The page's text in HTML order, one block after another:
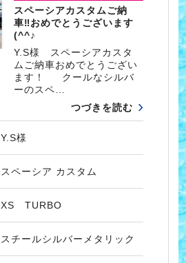
スペーシアカスタムご納
車‼おめでとうございます
(^^♪
Y.S様 スペーシアカスタ
ムご納車おめでとうござい
ます！ クールなシルバ
ーのスペ…
つづきを読む
Y.S様
スペーシア カスタム
XS TURBO
スチールシルバーメタリック